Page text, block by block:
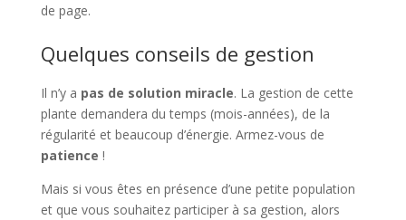
de page.
Quelques conseils de gestion
Il n’y a pas de solution miracle. La gestion de cette
plante demandera du temps (mois-années), de la
régularité et beaucoup d’énergie. Armez-vous de
patience !
Mais si vous êtes en présence d’une petite population
et que vous souhaitez participer à sa gestion, alors